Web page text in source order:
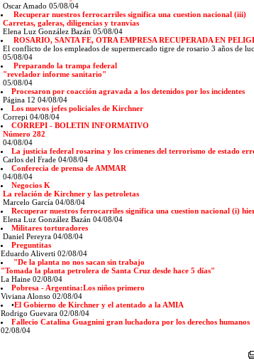
Oscar Amado 05/08/04
Recuperar nuestros ferrocarriles significa una cuestion nacional (iii)
Carretas, galeras, diligencias y tranvías
Elena Luz González Bazán 05/08/04
ROSARIO, SANTA FE, OTRA EMPRESA RECUPERADA EN
El conflicto de los empleados de supermercado tigre de rosario 3 años de
05/08/04
Preparando la trampa federal
"revelador informe sanitario"
05/08/04
Procesaron por coacción agravada a los detenidos por los incidentes
Página 12 04/08/04
Los nuevos jefes policiales de Kirchner
Correpi 04/08/04
CORREPI - BOLETIN INFORMATIVO
Número 282
04/08/04
La justicia federal rosarina y los crimenes del terrorismo de estado
Carlos del Frade 04/08/04
Conferecia de prensa de AMMAR
04/08/04
Negocios K
La relación de Kirchner y las petroletas
Marcelo García 04/08/04
Recuperar nuestros ferrocarriles significa una cuestion nacional (i)
Elena Luz González Bazán 04/08/04
Militares torturadores
Daniel Pereyra 04/08/04
Preguntitas
Eduardo Aliverti 02/08/04
"De la planta no nos sacan sin trabajo
"Tomada la planta petrolera de Santa Cruz desde hace 5 días"
La Haine 02/08/04
Pobresa - Argentina:Los niños primero
Viviana Alonso 02/08/04
•El Gobierno de Kirchner y el atentado a la AMIA
Rodrigo Guevara 02/08/04
Fallecio Catalina Guagnini gran luchadora por los derechos humanos
02/08/04